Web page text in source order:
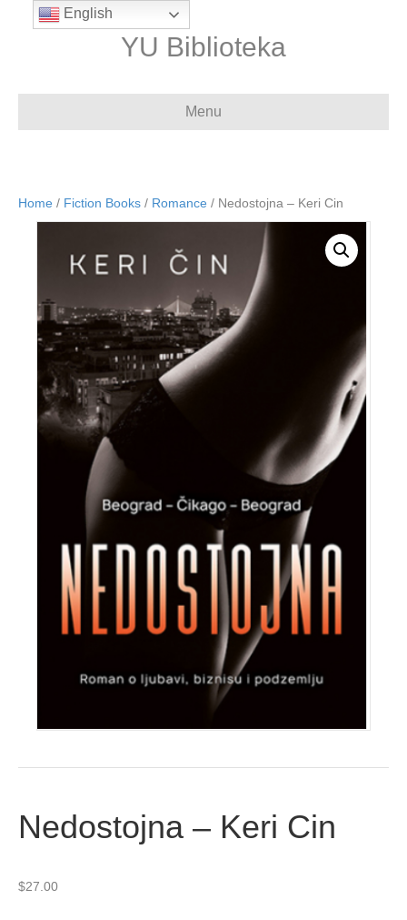
YU Biblioteka
Menu
Home / Fiction Books / Romance / Nedostojna – Keri Cin
Nedostojna – Keri Cin
$27.00
English